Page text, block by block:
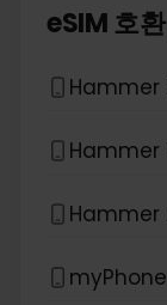
eSIM 호
Hammer
Hammer
Hammer